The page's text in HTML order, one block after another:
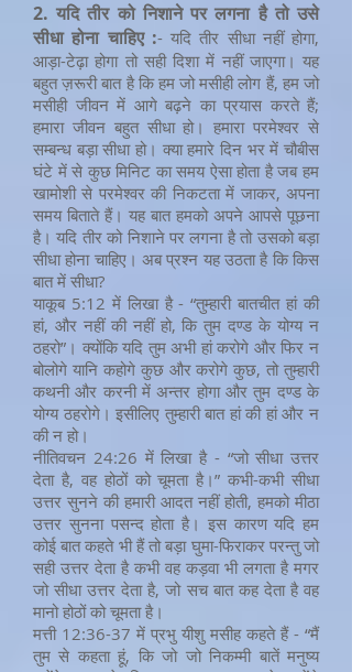
2. यदि तीर को निशाने पर लगना है तो उसे
सीधा होना चाहिए :- यदि तीर सीधा नहीं होगा,
आड़ा-टेढ़ा होगा तो सही दिशा में नहीं जाएगा। यह
बहुत ज़रूरी बात है कि हम जो मसीही लोग हैं, हम जो
मसीही जीवन में आगे बढ़ने का प्रयास करते हैं;
हमारा जीवन बहुत सीधा हो। हमारा परमेश्वर से
सम्बन्ध बड़ा सीधा हो। क्या हमारे दिन भर में चौबीस
घंटे में से कुछ मिनिट का समय ऐसा होता है जब हम
खामोशी से परमेश्वर की निकटता में जाकर, अपना
समय बिताते हैं। यह बात हमको अपने आपसे पूछना
है। यदि तीर को निशाने पर लगना है तो उसको बड़ा
सीधा होना चाहिए। अब प्रश्न यह उठता है कि किस
बात में सीधा?
याकूब 5:12 में लिखा है - “तुम्हारी बातचीत हां की
हां, और नहीं की नहीं हो, कि तुम दण्ड के योग्य न
ठहरो”। क्योंकि यदि तुम अभी हां करोगे और फिर न
बोलोगे यानि कहोगे कुछ और करोगे कुछ, तो तुम्हारी
कथनी और करनी में अन्तर होगा और तुम दण्ड के
योग्य ठहरोगे। इसीलिए तुम्हारी बात हां की हां और न
की न हो।
नीतिवचन 24:26 में लिखा है - “जो सीधा उत्तर
देता है, वह होठों को चूमता है।” कभी-कभी सीधा
उत्तर सुनने की हमारी आदत नहीं होती, हमको मीठा
उत्तर सुनना पसन्द होता है। इस कारण यदि हम
कोई बात कहते भी हैं तो बड़ा घुमा-फिराकर परन्तु जो
सही उत्तर देता है कभी वह कड़वा भी लगता है मगर
जो सीधा उत्तर देता है, जो सच बात कह देता है वह
मानो होठों को चूमता है।
मत्ती 12:36-37 में प्रभु यीशु मसीह कहते हैं - “मैं
तुम से कहता हूं, कि जो जो निकम्मी बातें मनुष्य